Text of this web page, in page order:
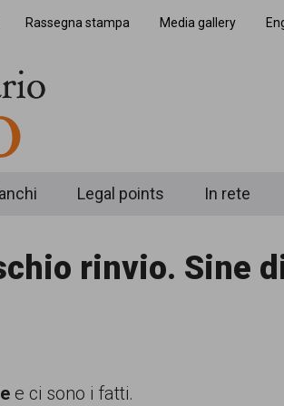
Rassegna stampa Media gallery
Legal points In rete
rinvio. Sine
e ci sono i fatti.